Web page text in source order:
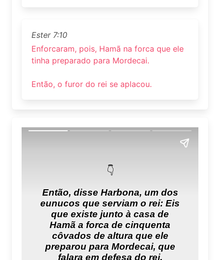
Ester 7:10
Enforcaram, pois, Hamã na forca que ele
tinha preparado para Mordecai.
Então, o furor do rei se aplacou.